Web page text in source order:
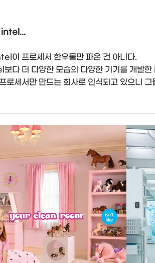
intel...
이 프로세서 한우물만 파온 건 아니다.
다 더 다양한 모습의 다양한 기기를 개발
로세서만 만드는 회사로 인식되고 있으니